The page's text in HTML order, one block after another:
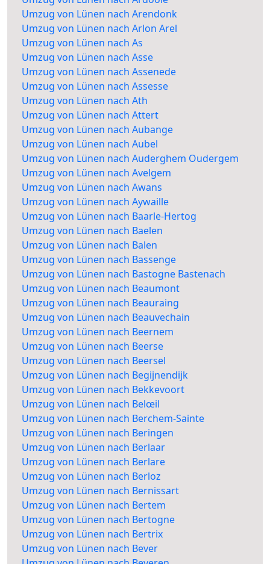
Umzug von Lünen nach Arendonk
Umzug von Lünen nach Arlon Arel
Umzug von Lünen nach As
Umzug von Lünen nach Asse
Umzug von Lünen nach Assenede
Umzug von Lünen nach Assesse
Umzug von Lünen nach Ath
Umzug von Lünen nach Attert
Umzug von Lünen nach Aubange
Umzug von Lünen nach Aubel
Umzug von Lünen nach Auderghem Oudergem
Umzug von Lünen nach Avelgem
Umzug von Lünen nach Awans
Umzug von Lünen nach Aywaille
Umzug von Lünen nach Baarle-Hertog
Umzug von Lünen nach Baelen
Umzug von Lünen nach Balen
Umzug von Lünen nach Bassenge
Umzug von Lünen nach Bastogne Bastenach
Umzug von Lünen nach Beaumont
Umzug von Lünen nach Beauraing
Umzug von Lünen nach Beauvechain
Umzug von Lünen nach Beernem
Umzug von Lünen nach Beerse
Umzug von Lünen nach Beersel
Umzug von Lünen nach Begijnendijk
Umzug von Lünen nach Bekkevoort
Umzug von Lünen nach Belœil
Umzug von Lünen nach Berchem-Sainte
Umzug von Lünen nach Beringen
Umzug von Lünen nach Berlaar
Umzug von Lünen nach Berlare
Umzug von Lünen nach Berloz
Umzug von Lünen nach Bernissart
Umzug von Lünen nach Bertem
Umzug von Lünen nach Bertogne
Umzug von Lünen nach Bertrix
Umzug von Lünen nach Bever